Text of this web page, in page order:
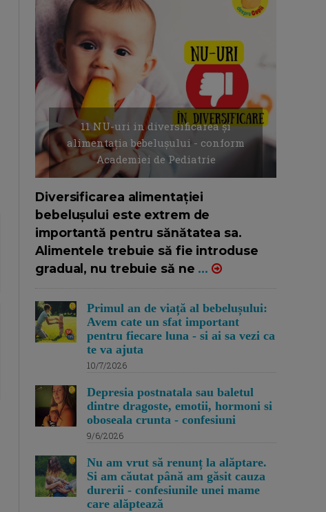
11 NU-uri in diversificarea și
alimentația bebelușului - conform
Academiei de Pediatrie
Diversificarea alimentației
bebelușului este extrem de
importantă pentru sănătatea sa.
Alimentele trebuie să fie introduse
gradual, nu trebuie să ne ...
Primul an de viață al bebelușului:
Avem cate un sfat important
pentru fiecare luna - si ai sa vezi ca
te va ajuta
10/7/2026
Depresia postnatala sau baletul
dintre dragoste, emotii, hormoni si
oboseala crunta - confesiuni
9/6/2026
Nu am vrut să renunț la alăptare.
Si am căutat până am găsit cauza
durerii - confesiunile unei mame
care alăptează